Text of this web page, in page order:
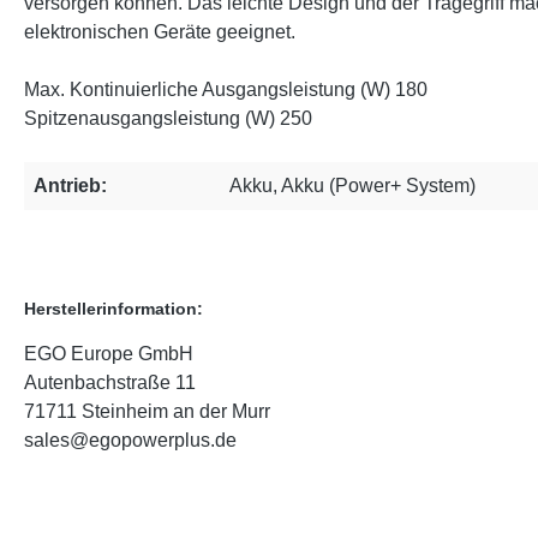
elektronischen Geräte geeignet.
Max. Kontinuierliche Ausgangsleistung (W) 180
Spitzenausgangsleistung (W) 250
Antrieb: Akku, Akku (Power+ System)
Herstellerinformation:
EGO Europe GmbH
Autenbachstraße 11
71711 Steinheim an der Murr
sales@egopowerplus.de